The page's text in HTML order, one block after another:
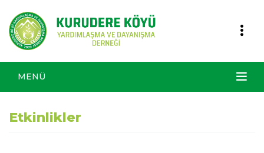
MENÜ
Etkinlikler